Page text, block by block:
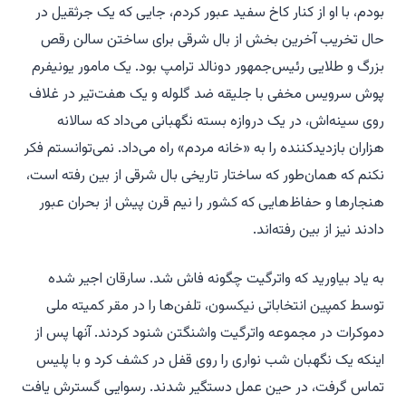
بودم، با او از کنار کاخ سفید عبور کردم، جایی که یک جرثقیل در
حال تخریب آخرین بخش از بال شرقی برای ساختن سالن رقص
بزرگ و طلایی رئیس‌جمهور دونالد ترامپ بود. یک مامور یونیفرم
پوش سرویس مخفی با جلیقه ضد گلوله و یک هفت‌تیر در غلاف
روی سینه‌اش، در یک دروازه بسته نگهبانی می‌داد که سالانه
هزاران بازدیدکننده را به «خانه مردم» راه می‌داد. نمی‌توانستم فکر
نکنم که همان‌طور که ساختار تاریخی بال شرقی از بین رفته است،
هنجارها و حفاظ‌هایی که کشور را نیم قرن پیش از بحران عبور
دادند نیز از بین رفته‌اند.
به یاد بیاورید که واترگیت چگونه فاش شد. سارقان اجیر شده
توسط کمپین انتخاباتی نیکسون، تلفن‌ها را در مقر کمیته ملی
دموکرات در مجموعه واترگیت واشنگتن شنود کردند. آنها پس از
اینکه یک نگهبان شب نواری را روی قفل در کشف کرد و با پلیس
تماس گرفت، در حین عمل دستگیر شدند. رسوایی گسترش یافت